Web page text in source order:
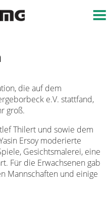
die auf dem
e.V. stattfand,
groß.
Thilert und sowie dem
Ersoy moderierte
Gesichtsmalerei, eine
Für die Erwachsenen gab
Mannschaften und einige